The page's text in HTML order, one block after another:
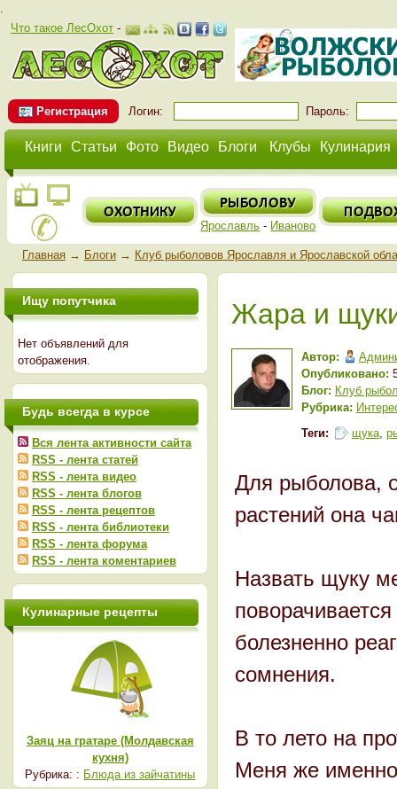
.
Что такое ЛесОхот-
Регистрация Логин: Пароль:
Книги Статьи Фото Видео Блоги Клубы Кулинария
Ярославль - Иваново
Главная→ Блоги→ Клуб рыболовов Ярославля и Ярославской
Жара и
Автор:
Опубликовано:
Блог: Клуб
Рубрика:
Теги:
щука,
Для рыболова,
растений она
Назвать щуку
болезненно
сомнения.
В то лето на
Меня же именно
Ищу попутчика
Нет объявлений для
отображения.
Будь всегда в курсе
Вся лента активности сайта
RSS - лента статей
RSS - лента видео
RSS - лента блогов
RSS - лента рецептов
RSS - лента библиотеки
RSS - лента форума
RSS - лента коментариев
Кулинарные рецепты
Заяц на гратаре (Молдавская
кухня)
Рубрика: : Блюда из зайчатины